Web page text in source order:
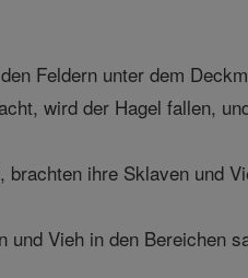
Feldern unter dem
wird der Hagel fallen,
ihre Sklaven und
Vieh in den Bereichen